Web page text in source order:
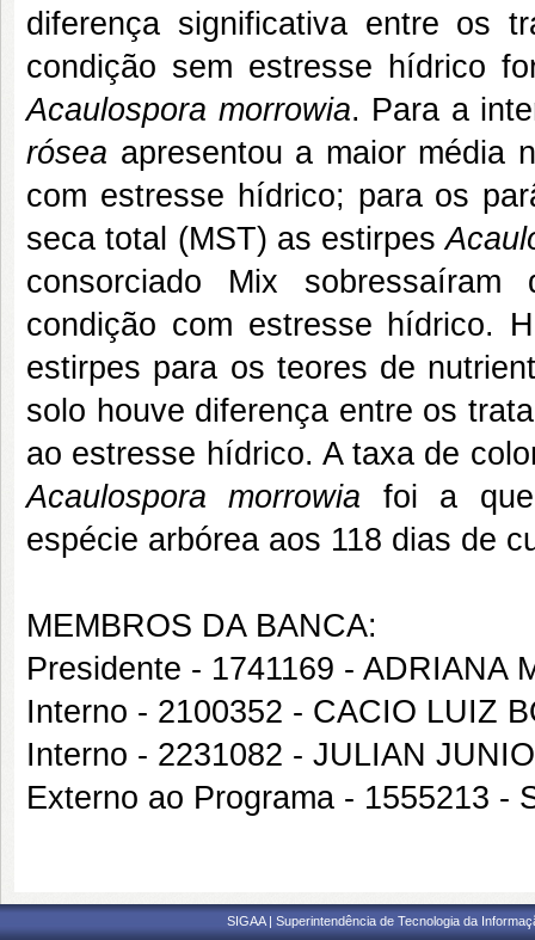
diferença significativa entre os
condição sem estresse hídrico
Acaulospora morrowia. Para a
rósea apresentou a maior média
com estresse hídrico; para os
seca total (MST) as estirpes
consorciado Mix
condição com estresse hídrico.
estirpes para os teores de
solo houve diferença entre os
ao estresse hídrico. A taxa de
Acaulospora morrowia foi a que
espécie arbórea aos 118 dias de
MEMBROS DA BANCA:
Presidente - 1741169 - ADRIANA
Interno - 2100352 - CACIO LUIZ
Interno - 2231082 - JULIAN
Externo ao Programa - 1555213 -
SIGAA | Superintendência de Tecnologia da